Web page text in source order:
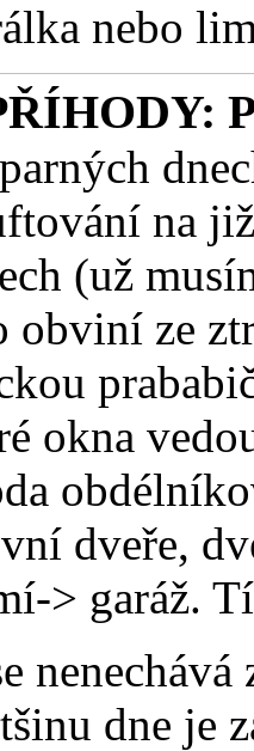
nebo
na
(už
obviní ze
okna
dveře,
> garáž.
dne je